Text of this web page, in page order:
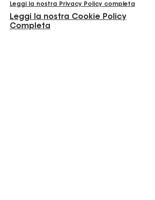
Leggi la nostra Privacy Policy completa
Leggi la nostra Cookie Policy
Completa